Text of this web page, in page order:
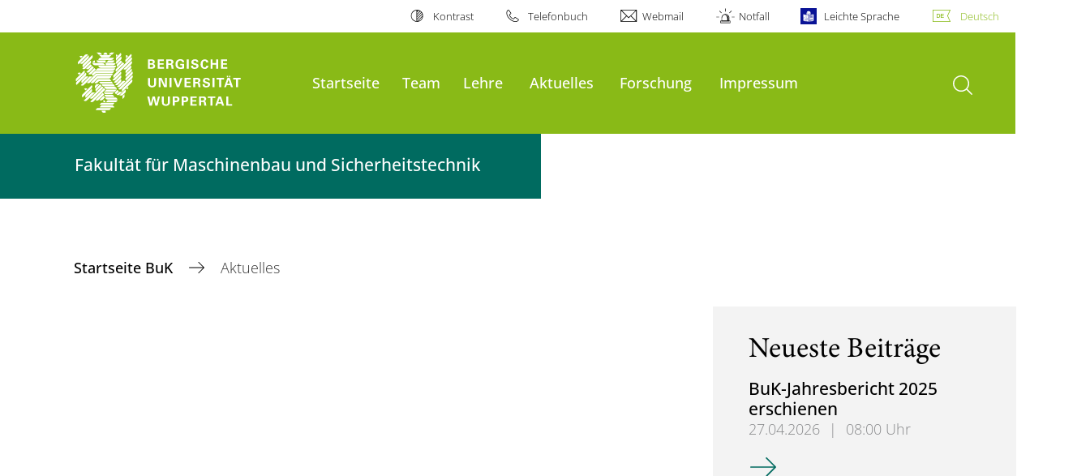
Kontrast Telefonbuch Webmail Notfall Leichte Sprache Deutsch
Startseite Team Lehre Aktuelles Forschung Impressum Suche öffnen
Fakultät für Maschinenbau und Sicherheitstechnik
Startseite BuK Aktuelles
Neueste Beiträge
BuK-Jahresbericht 2025
erschienen
27.04.2026 |
08:00 Uhr
BuK-Jahresbericht 2025 erschienen